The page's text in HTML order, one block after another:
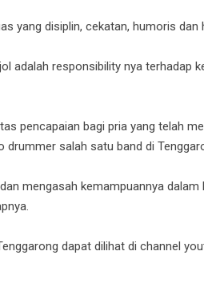
yang disiplin, cekatan, humoris dan
adalah responsibility nya terhadap
pencapaian bagi pria yang telah
drummer salah satu band di
mengasah kemampuannya dalam
dapat dilihat di channel